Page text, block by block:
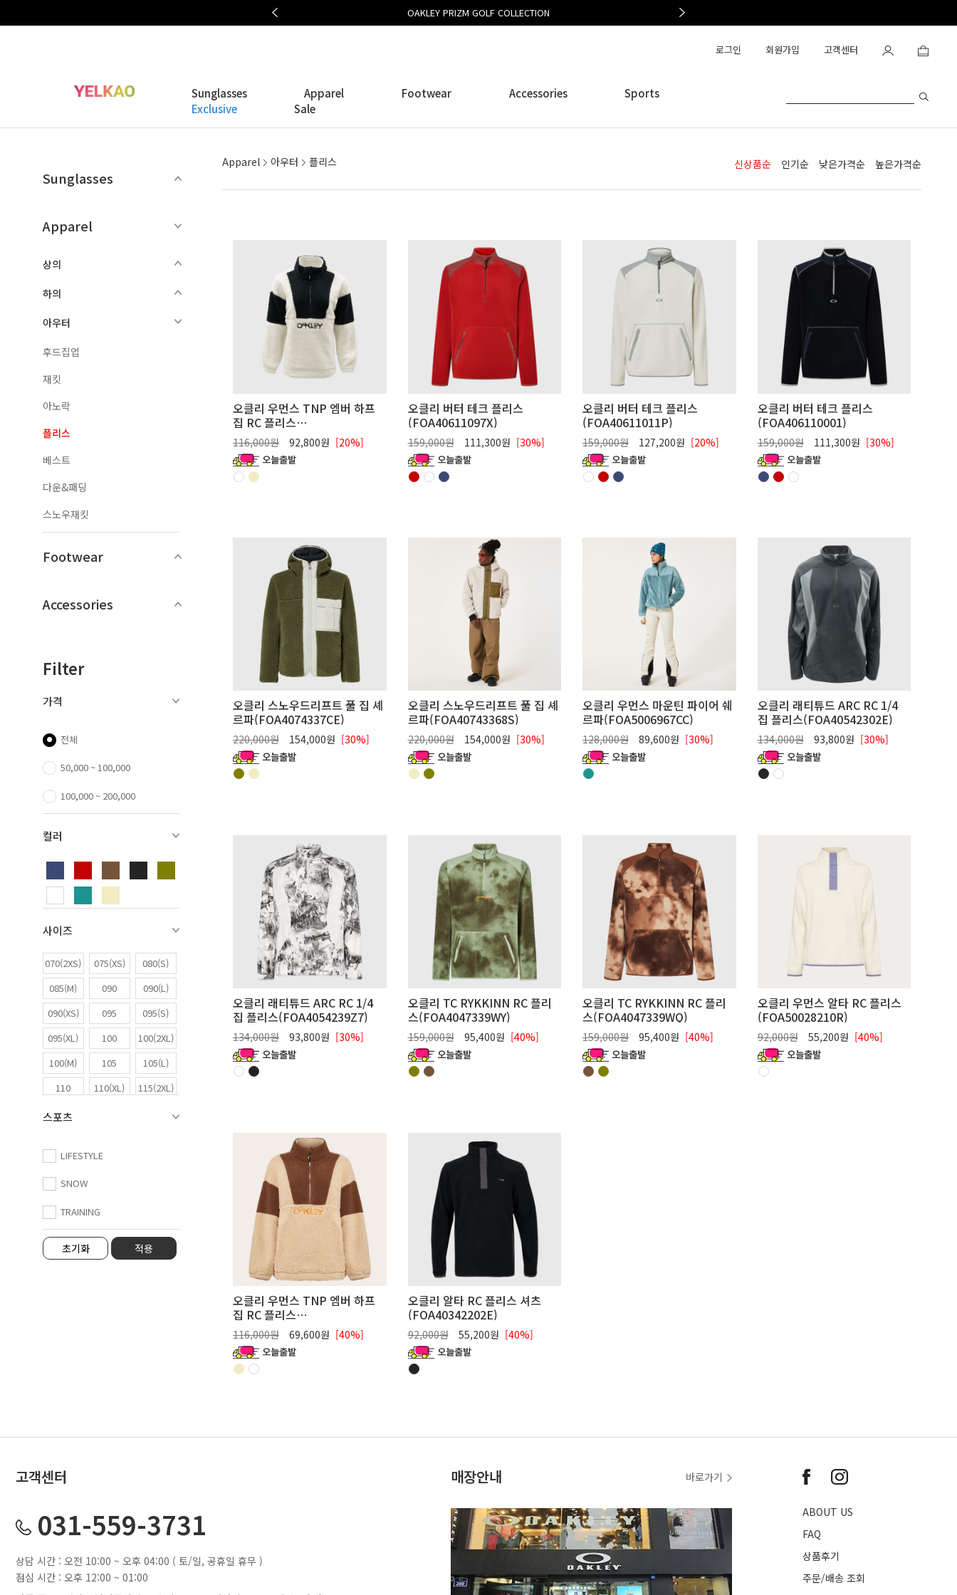
OAKLEY PRIZM GOLF COLLECTION
로그인 회원가입 고객센터
Sunglasses Apparel Footwear Accessories
Sports
Exclusive
Sale
Sunglasses
Apparel
상의
하의
아우터
후드집업
재킷
아노락
플리스
베스트
다운&패딩
스노우재킷
Footwear
Accessories
Filter
가격
전체
50,000 ~ 100,000
100,000 ~ 200,000
컬러
사이즈
070(2XS) 075(XS)
080(S)
085(M)
090
090(L)
090(XS)
095
095(S)
095(XL)
100
100(2XL)
100(M)
105
105(L)
110
110(XL) 115(2XL)
스포츠
LIFESTYLE
SNOW
TRAINING
Apparel 아우터 플리스 신상품순 인기순 낮은가격순 높은가격순
오클리 우먼스 TNP 엠버 하프
집 RC 플리스
(FOA50046710R)
116,000원 92,800원 [20%]
오클리 버터 테크 플리스
(FOA40611097X)
159,000원 111,300원 [30%]
오클리 버터 테크 플리스
(FOA40611011P)
159,000원 127,200원 [20%]
오클리 버터 테크 플리스
(FOA406110001)
159,000원 111,300원 [30%]
오클리 스노우드리프트 풀 집 셰
르파(FOA4074337CE)
220,000원 154,000원 [30%]
오클리 스노우드리프트 풀 집 셰
르파(FOA40743368S)
220,000원 154,000원 [30%]
오클리 우먼스 마운틴 파이어 쉐
르파(FOA5006967CC)
128,000원 89,600원 [30%]
오클리 래티튜드 ARC RC 1/4
집 플리스(FOA40542302E)
134,000원 93,800원 [30%]
오클리 래티튜드 ARC RC 1/4
집 플리스(FOA4054239Z7)
134,000원 93,800원 [30%]
오클리 TC RYKKINN RC 플리
스(FOA4047339WY)
159,000원 95,400원 [40%]
오클리 TC RYKKINN RC 플리
스(FOA4047339WQ)
159,000원 95,400원 [40%]
오클리 우먼스 알타 RC 플리스
(FOA50028210R)
92,000원 55,200원 [40%]
오클리 우먼스 TNP 엠버 하프
집 RC 플리스
(FOA50046731R)
116,000원 69,600원 [40%]
오클리 알타 RC 플리스 셔츠
(FOA40342202E)
92,000원 55,200원 [40%]
고객센터
031-559-3731
상담 시간 : 오전 10:00 ~ 오후 04:00 ( 토/일, 공휴일 휴무 )
점심 시간 : 오후 12:00 ~ 01:00
매장안내 바로가기
ABOUT US
FAQ
상품후기
주문/배송 조회